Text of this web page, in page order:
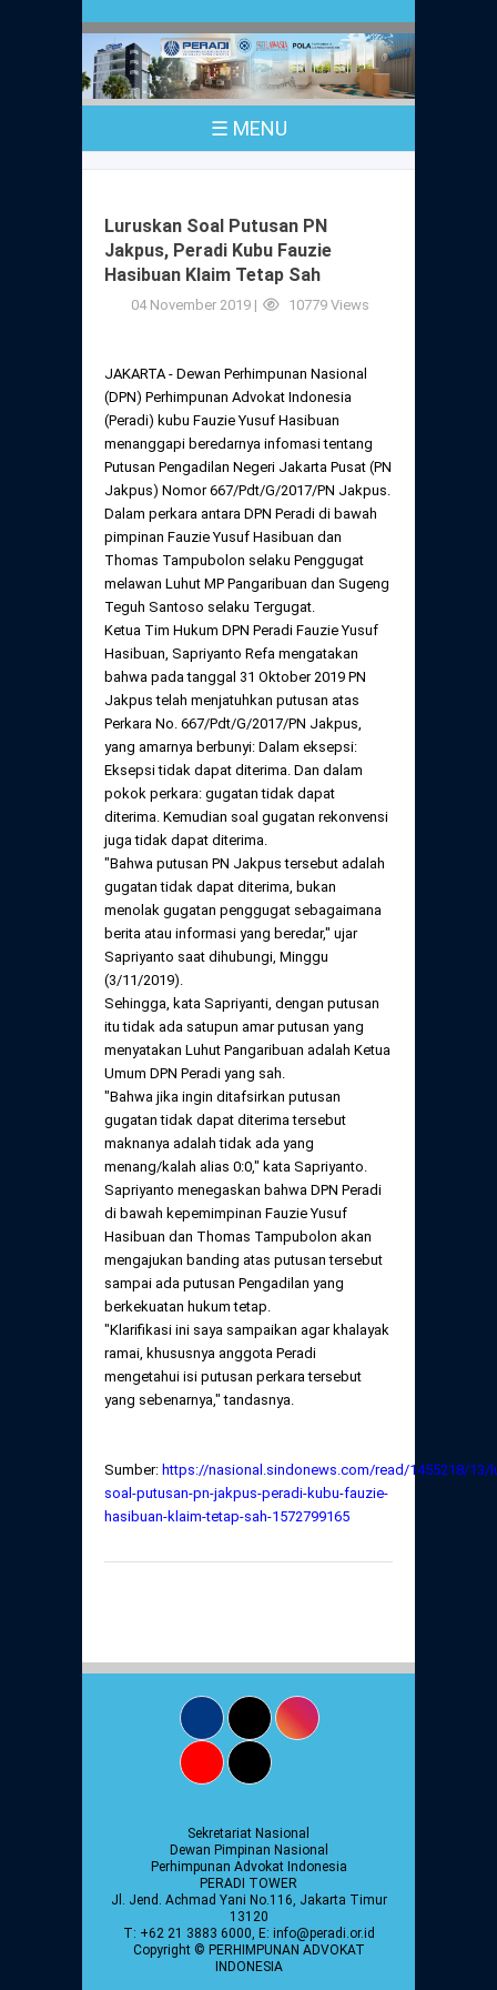
☰ MENU
Sejarah
Pusat Bantuan Hukum
Peraturan
Anggaran Dasar
Anggaran Rumah Tangga
Peraturan Magang
Peraturan Perpindahan Domisili Anggota
Perubahan Peraturan Perpindahan Domisili
Anggota
PKPA
UPA
Magang
Syarat Pengangkatan & Pengambilan
Sumpah
Pengumuman
Dewan Kehormatan
Dewan Kehormatan Pusat
Dewan Kehormatan Daerah
Peraturan Pelaksanaan
Daftar Perkara Dewan Kehormatan Pusat
Daftar Perkara Dewan Kehormatan Daerah
Komisi Pengawas Daerah
Peraturan Pelaksanaan
Certificate of Good Standing (COGS)
Luruskan Soal Putusan PN
Jakpus, Peradi Kubu Fauzie
Hasibuan Klaim Tetap Sah
04 November 2019 | 10779 Views
JAKARTA - Dewan Perhimpunan Nasional
(DPN) Perhimpunan Advokat Indonesia
(Peradi) kubu Fauzie Yusuf Hasibuan
menanggapi beredarnya infomasi tentang
Putusan Pengadilan Negeri Jakarta Pusat (PN
Jakpus) Nomor 667/Pdt/G/2017/PN Jakpus.
Dalam perkara antara DPN Peradi di bawah
pimpinan Fauzie Yusuf Hasibuan dan
Thomas Tampubolon selaku Penggugat
melawan Luhut MP Pangaribuan dan Sugeng
Teguh Santoso selaku Tergugat.
Ketua Tim Hukum DPN Peradi Fauzie Yusuf
Hasibuan, Sapriyanto Refa mengatakan
bahwa pada tanggal 31 Oktober 2019 PN
Jakpus telah menjatuhkan putusan atas
Perkara No. 667/Pdt/G/2017/PN Jakpus,
yang amarnya berbunyi: Dalam eksepsi:
Eksepsi tidak dapat diterima. Dan dalam
pokok perkara: gugatan tidak dapat
diterima. Kemudian soal gugatan rekonvensi
juga tidak dapat diterima.
"Bahwa putusan PN Jakpus tersebut adalah
gugatan tidak dapat diterima, bukan
menolak gugatan penggugat sebagaimana
berita atau informasi yang beredar," ujar
Sapriyanto saat dihubungi, Minggu
(3/11/2019).
Sehingga, kata Sapriyanti, dengan putusan
itu tidak ada satupun amar putusan yang
menyatakan Luhut Pangaribuan adalah Ketua
Umum DPN Peradi yang sah.
"Bahwa jika ingin ditafsirkan putusan
gugatan tidak dapat diterima tersebut
maknanya adalah tidak ada yang
menang/kalah alias 0:0," kata Sapriyanto.
Sapriyanto menegaskan bahwa DPN Peradi
di bawah kepemimpinan Fauzie Yusuf
Hasibuan dan Thomas Tampubolon akan
mengajukan banding atas putusan tersebut
sampai ada putusan Pengadilan yang
berkekuatan hukum tetap.
"Klarifikasi ini saya sampaikan agar khalayak
ramai, khususnya anggota Peradi
mengetahui isi putusan perkara tersebut
yang sebenarnya," tandasnya.
Sumber: https://nasional.sindonews.com/read/1455218/13/
soal-putusan-pn-jakpus-peradi-kubu-fauzie-
hasibuan-klaim-tetap-sah-1572799165
Sekretariat Nasional
Dewan Pimpinan Nasional
Perhimpunan Advokat Indonesia
PERADI TOWER
Jl. Jend. Achmad Yani No.116, Jakarta Timur
13120
T: +62 21 3883 6000, E: info@peradi.or.id
Copyright © PERHIMPUNAN ADVOKAT
INDONESIA